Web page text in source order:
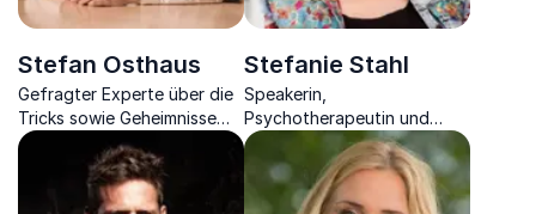
Stefan Osthaus
Gefragter Experte über die
Tricks sowie Geheimnisse
rund um die Kunden- &
Mitarbeiterzufriedenheit im
Unternehmen
Stefanie Stahl
Speakerin,
Psychotherapeutin und
Bestsellerautorin